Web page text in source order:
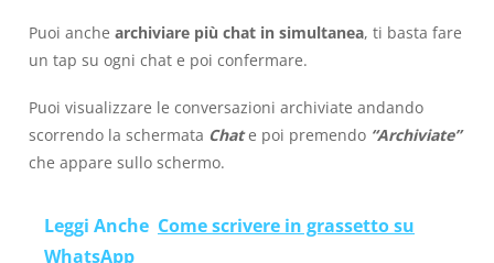
Puoi anche archiviare più chat in simultanea, ti basta fare
un tap su ogni chat e poi confermare.
Puoi visualizzare le conversazioni archiviate andando
scorrendo la schermata Chate poi premendo “Archiviate”
che appare sullo schermo.
Leggi Anche Come scrivere in grassetto su
WhatsApp